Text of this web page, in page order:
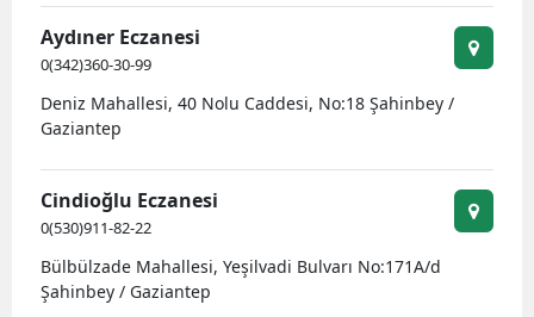
Aydıner Eczanesi
0(342)360-30-99
Deniz Mahallesi, 40 Nolu Caddesi, No:18 Şahinbey /
Gaziantep
Cindioğlu Eczanesi
0(530)911-82-22
Bülbülzade Mahallesi, Yeşilvadi Bulvarı No:171A/d
Şahinbey / Gaziantep